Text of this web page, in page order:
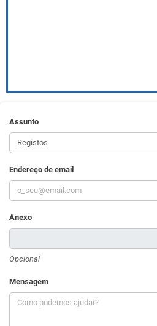
Assunto
Endereço de email
Anexo
Opcional
Mensagem